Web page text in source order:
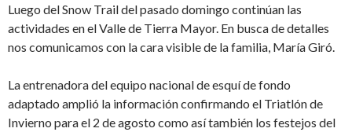
Luego del Snow Trail del pasado domingo continúan las
actividades en el Valle de Tierra Mayor. En busca de detalles
nos comunicamos con la cara visible de la familia, María Giró.
La entrenadora del equipo nacional de esquí de fondo
adaptado amplió la información confirmando el Triatlón de
Invierno para el 2 de agosto como así también los festejos del